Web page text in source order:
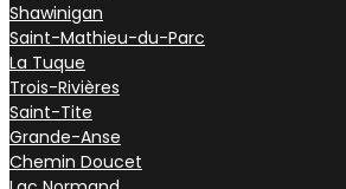
Shawinigan
Saint-Mathieu-du-Parc
La Tuque
Trois-Rivières
Saint-Tite
Grande-Anse
Chemin Doucet